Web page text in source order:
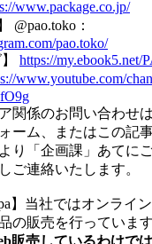
www.package.co.jp/
@pao.toko：
pao.toko/
https://my.ebook5.net/
www.youtube.com/
関係のお問い合わせ
ーム、またはこの記
り「企画課」あてに
ご連絡いたします。
】当社ではオンライ
の販売を行っています